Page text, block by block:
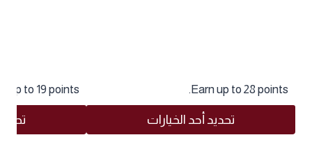
Earn up to 28 points.
تحديد أحد الخيارات
up to 19 points.